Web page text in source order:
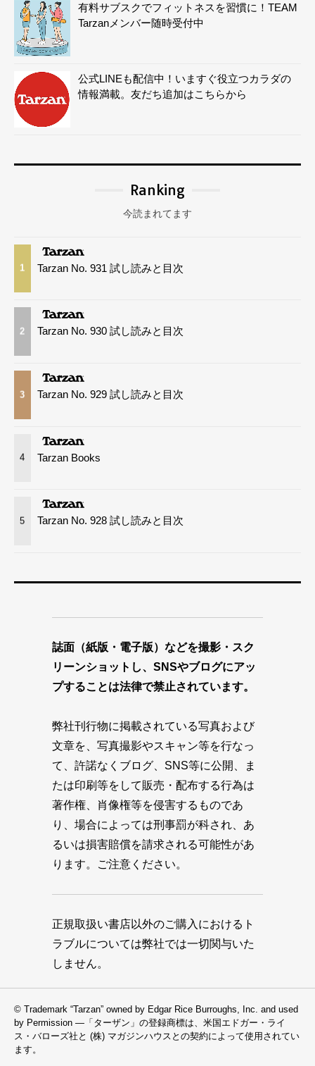
有料サブスクでフィットネスを習慣に！TEAM
Tarzanメンバー随時受付中
公式LINEも配信中！いますぐ役立つカラダの
情報満載。友だち追加はこちらから
Ranking
今読まれてます
1 Tarzan No. 931 試し読みと目次
2 Tarzan No. 930 試し読みと目次
3 Tarzan No. 929 試し読みと目次
4 Tarzan Books
5 Tarzan No. 928 試し読みと目次
誌面（紙版・電子版）などを撮影・スク
リーンショットし、SNSやブログにアッ
プすることは法律で禁止されています。
弊社刊行物に掲載されている写真および
文章を、写真撮影やスキャン等を行なっ
て、許諾なくブログ、SNS等に公開、ま
たは印刷等をして販売・配布する行為は
著作権、肖像権等を侵害するものであ
り、場合によっては刑事罰が科され、あ
るいは損害賠償を請求される可能性があ
ります。ご注意ください。
正規取扱い書店以外のご購入におけるト
ラブルについては弊社では一切関与いた
しません。
© Trademark “Tarzan” owned by Edgar Rice Burroughs, Inc. and used
by Permission —「ターザン」の登録商標は、米国エドガー・ライ
ス・バローズ社と (株) マガジンハウスとの契約によって使用されてい
ます。